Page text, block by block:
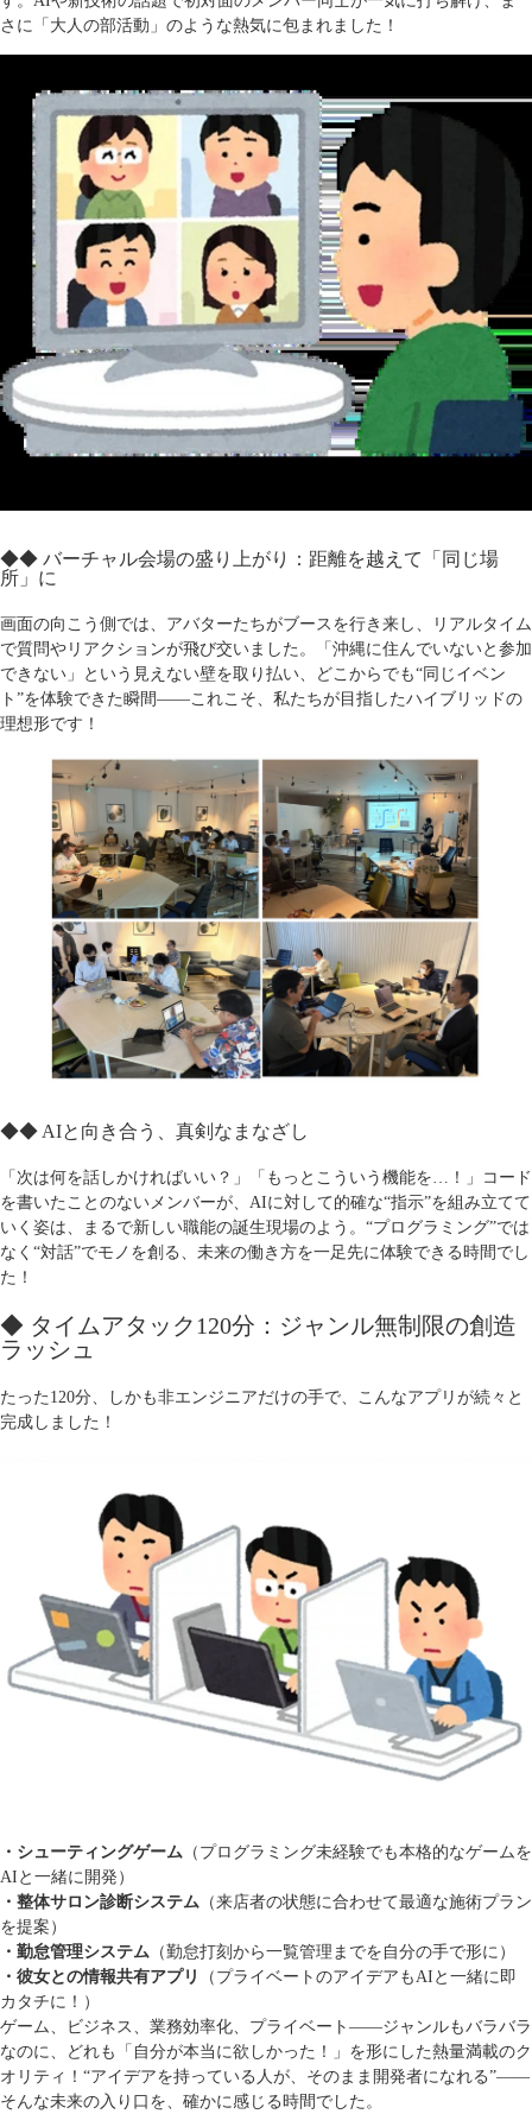
さに「大人の部活動」のような熱気に包まれました！
◆◆ バーチャル会場の盛り上がり：距離を越えて「同じ場
所」に
画面の向こう側では、アバターたちがブースを行き来し、リアルタイム
で質問やリアクションが飛び交いました。「沖縄に住んでいないと参加
できない」という見えない壁を取り払い、どこからでも“同じイベン
ト”を体験できた瞬間――これこそ、私たちが目指したハイブリッドの
理想形です！
◆◆ AIと向き合う、真剣なまなざし
「次は何を話しかければいい？」「もっとこういう機能を…！」コード
を書いたことのないメンバーが、AIに対して的確な“指示”を組み立てて
いく姿は、まるで新しい職能の誕生現場のよう。“プログラミング”では
なく“対話”でモノを創る、未来の働き方を一足先に体験できる時間でし
た！
◆ タイムアタック120分：ジャンル無制限の創造
ラッシュ
たった120分、しかも非エンジニアだけの手で、こんなアプリが続々と
完成しました！
・シューティングゲーム （プログラミング未経験でも本格的なゲームを
AIと一緒に開発）
・整体サロン診断システム （来店者の状態に合わせて最適な施術プラン
を提案）
・勤怠管理システム （勤怠打刻から一覧管理までを自分の手で形に）
・彼女との情報共有アプリ
（プライベートのアイデアもAIと一緒に即
カタチに！）
ゲーム、ビジネス、業務効率化、プライベート――ジャンルもバラバラ
なのに、どれも「自分が本当に欲しかった！」を形にした熱量満載のク
オリティ！“アイデアを持っている人が、そのまま開発者になれる”――
そんな未来の入り口を、確かに感じる時間でした。